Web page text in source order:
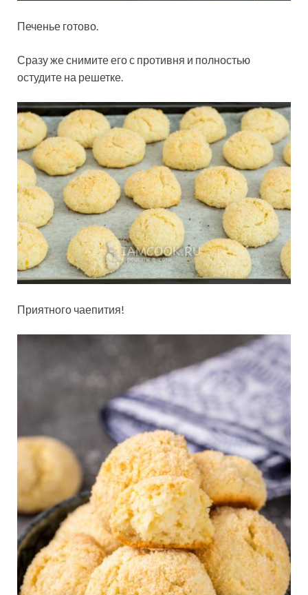
Печенье готово.
Сразу же снимите его с противня и полностью
остудите на решетке.
Приятного чаепития!